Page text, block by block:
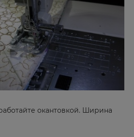
окантовкой. Ширина